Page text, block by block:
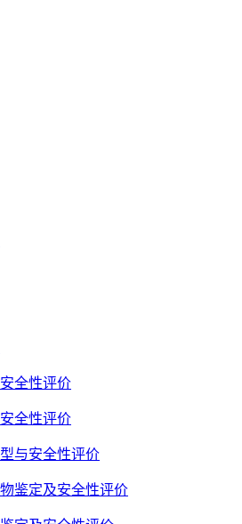
全性评价
全性评价
与安全性评价
鉴定及安全性评价